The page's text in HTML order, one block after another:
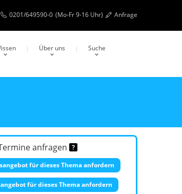
0201/649590-0 (Mo-Fr 9-16 Uhr) Anfrage
Über uns Suche
anfragen
für dieses Thema anfordern
für dieses Thema anfordern